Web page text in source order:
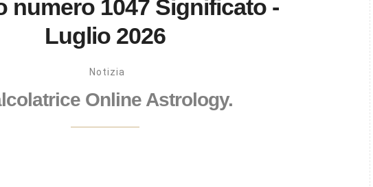
numero 1047 Significato -
Luglio 2026
Notizia
Online Astrology.